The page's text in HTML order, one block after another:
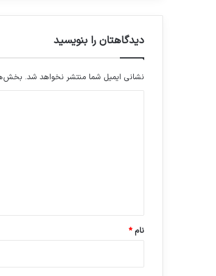
دیدگاهتان را بنویسید
نشانی ایمیل شما منتشر نخواهد شد.
نام*